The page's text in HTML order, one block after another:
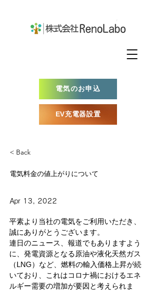
電気のお申込
EV充電器設置
< Back
電気料金の値上がりについて
Apr 13, 2022
平素より当社の電気をご利用いただき、
誠にありがとうございます。
連日のニュース、報道でもありますよう
に、発電資源となる原油や液化天然ガス
（LNG）など、燃料の輸入価格上昇が続
いており、これはコロナ禍におけるエネ
ルギー需要の増加が要因と考えられま